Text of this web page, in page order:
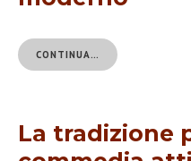
CONTINUA…
La tradizione